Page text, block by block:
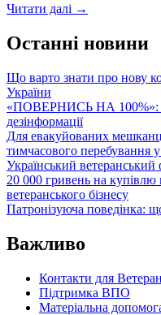
Читати далі Податки
це
внесок
у
розвиток
громад
і
стабільне
майбутнє
країни
→
Останні новини
Що варто знати про нову
України
«ПОВЕРНИСЬ НА 100%»:
дезінформації
Для евакуйованих
тимчасового перебування
Український
20 000 гривень на купівлю
ветеранського бізнесу
Патронізуюча поведінка:
Важливо
Контакти для
Підтримка ВПО
Матеріальна